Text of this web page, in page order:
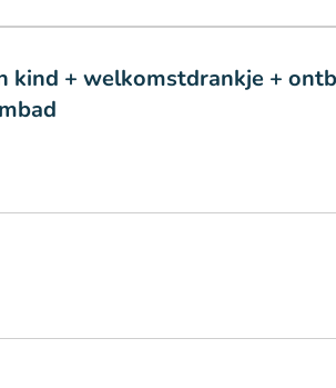
kind + welkomstdrankje +